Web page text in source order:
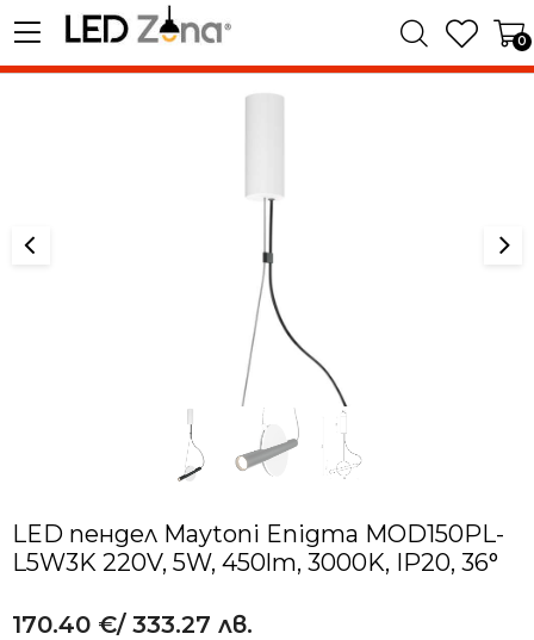
0
LED пендел Maytoni Enigma MOD150PL-
L5W3K 220V, 5W, 450lm, 3000K, IP20, 36°
170.40 €/ 333.27 лв.